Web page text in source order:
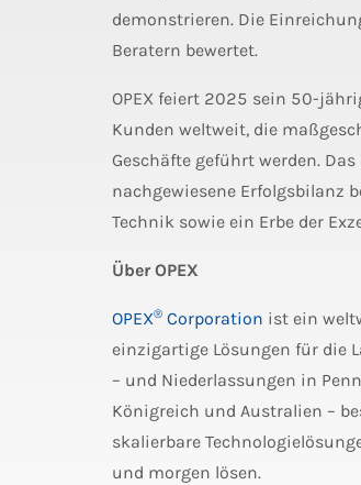
demonstrieren. Die
Beratern bewertet.
OPEX feiert 2025 sein 50-
Kunden weltweit, die
Geschäfte geführt werden.
nachgewiesene
Technik sowie ein Erbe der
Über OPEX
OPEX® Corporation ist ein
einzigartige Lösungen für die
– und Niederlassungen in
Königreich und Australien –
skalierbare
und morgen lösen.